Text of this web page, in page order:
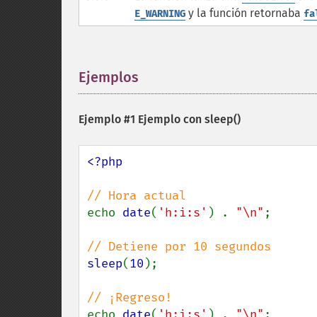
E_WARNING y la función retornaba
Ejemplos
Ejemplo #1 Ejemplo con sleep()
<?php
echo date( 'h:i:s' ) . "\n" ;
sleep(10 );